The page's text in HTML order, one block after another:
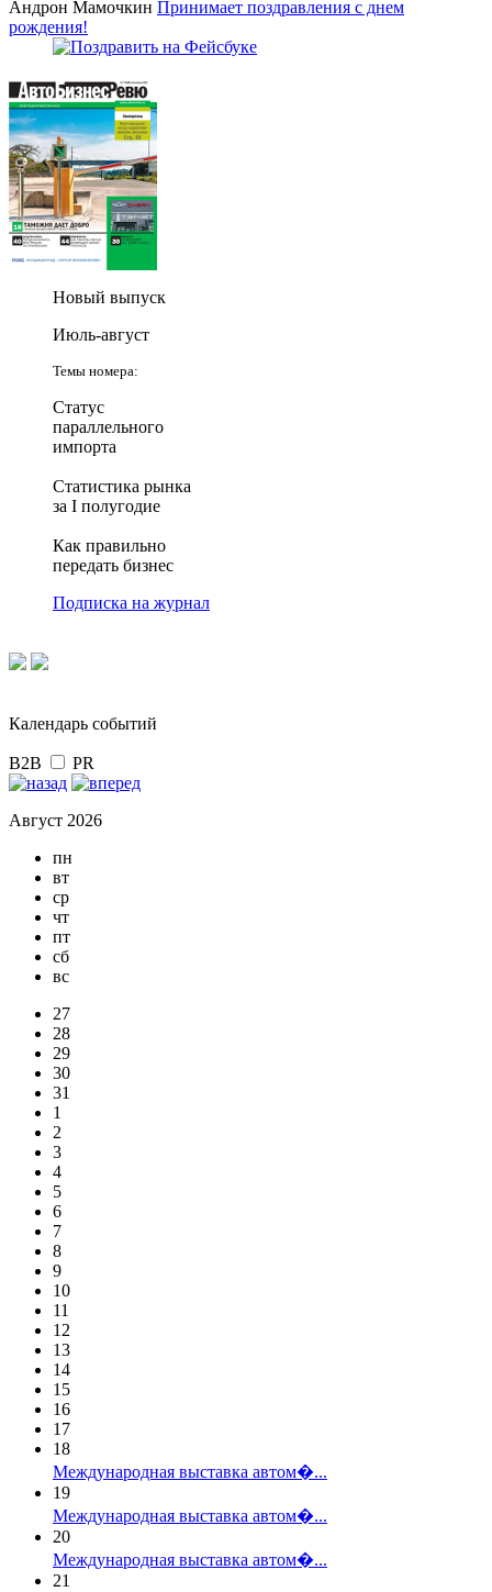
Андрон Мамочкин Принимает поздравления с днем
рождения!
Новый выпуск
Июль-август
Темы номера:
Статус
параллельного
импорта
Статистика рынка
за I полугодие
Как правильно
передать бизнес
Подписка на журнал
Календарь событий
B2B PR
Август 2026
пн
вт
ср
чт
пт
сб
вс
27
28
29
30
31
1
2
3
4
5
6
7
8
9
10
11
12
13
14
15
16
17
18
Международная выставка автом�...
19
Международная выставка автом�...
20
Международная выставка автом�...
21